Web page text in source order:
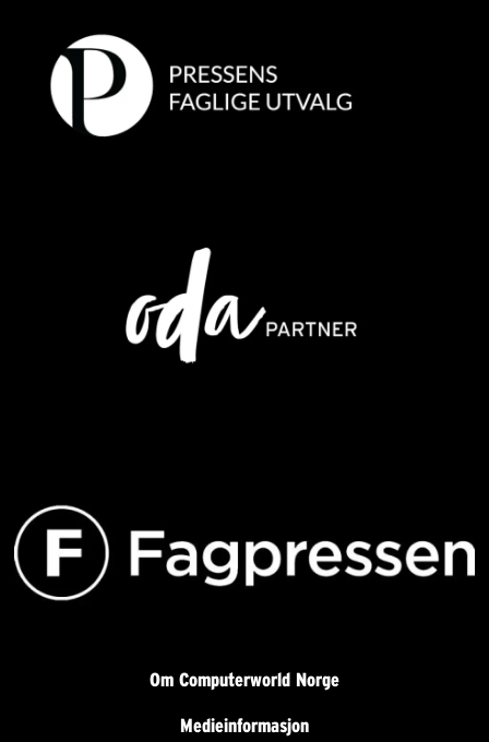
Om Computerworld Norge
Medieinformasjon